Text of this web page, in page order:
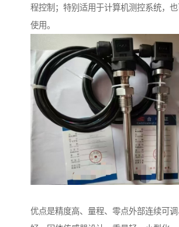
程控制；特别适用于计算机测控系统，
使用。
优点是精度高、量程、零点外部连续可